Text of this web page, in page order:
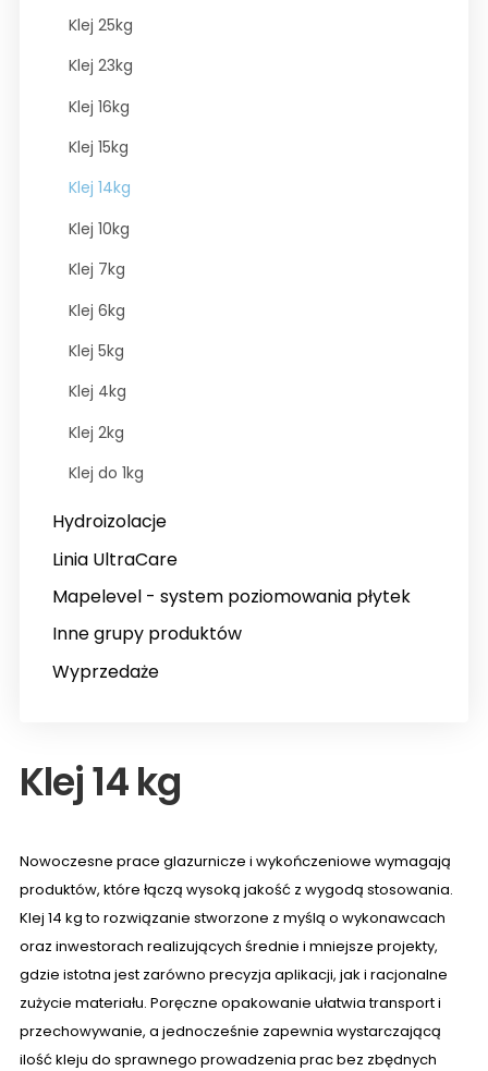
Klej 25kg
Klej 23kg
Klej 16kg
Klej 15kg
Klej 14kg
Klej 10kg
Klej 7kg
Klej 6kg
Klej 5kg
Klej 4kg
Klej 2kg
Klej do 1kg
Hydroizolacje
Linia UltraCare
Mapelevel - system poziomowania płytek
Inne grupy produktów
Wyprzedaże
Klej 14 kg
Nowoczesne prace glazurnicze i wykończeniowe wymagają
produktów, które łączą wysoką jakość z wygodą stosowania.
Klej 14 kg to rozwiązanie stworzone z myślą o wykonawcach
oraz inwestorach realizujących średnie i mniejsze projekty,
gdzie istotna jest zarówno precyzja aplikacji, jak i racjonalne
zużycie materiału. Poręczne opakowanie ułatwia transport i
przechowywanie, a jednocześnie zapewnia wystarczającą
ilość kleju do sprawnego prowadzenia prac bez zbędnych